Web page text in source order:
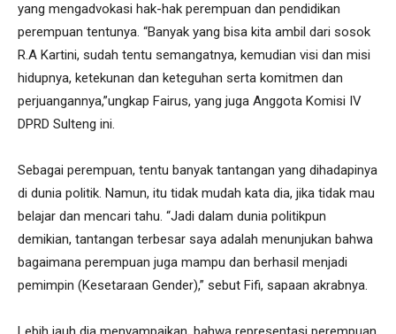
yang mengadvokasi hak-hak perempuan dan pendidikan
perempuan tentunya. “Banyak yang bisa kita ambil dari sosok
R.A Kartini, sudah tentu semangatnya, kemudian visi dan misi
hidupnya, ketekunan dan keteguhan serta komitmen dan
perjuangannya,”ungkap Fairus, yang juga Anggota Komisi IV
DPRD Sulteng ini.
Sebagai perempuan, tentu banyak tantangan yang dihadapinya
di dunia politik. Namun, itu tidak mudah kata dia, jika tidak mau
belajar dan mencari tahu. “Jadi dalam dunia politikpun
demikian, tantangan terbesar saya adalah menunjukan bahwa
bagaimana perempuan juga mampu dan berhasil menjadi
pemimpin (Kesetaraan Gender),” sebut Fifi, sapaan akrabnya.